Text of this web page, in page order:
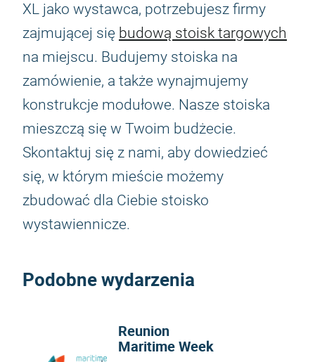
XL jako wystawca, potrzebujesz firmy
zajmującej się budową stoisk targowych
na miejscu. Budujemy stoiska na
zamówienie, a także wynajmujemy
konstrukcje modułowe. Nasze stoiska
mieszczą się w Twoim budżecie.
Skontaktuj się z nami, aby dowiedzieć
się, w którym mieście możemy
zbudować dla Ciebie stoisko
wystawiennicze.
Podobne wydarzenia
Reunion
Maritime Week